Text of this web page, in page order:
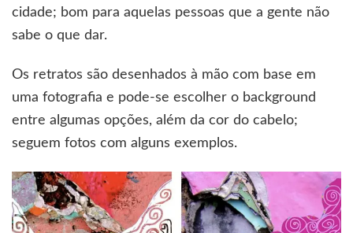
cidade; bom para aquelas pessoas que a gente não
sabe o que dar.
Os retratos são desenhados à mão com base em
uma fotografia e pode-se escolher o background
entre algumas opções, além da cor do cabelo;
seguem fotos com alguns exemplos.